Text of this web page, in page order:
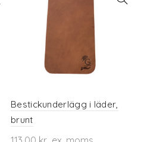
Bestickunderlägg i läder,
brunt